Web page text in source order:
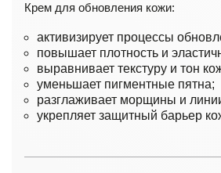
Крем для обновления кожи:
активизирует процессы
повышает плотность и
выравнивает текстуру и тон
уменьшает пигментные пятна;
разглаживает морщины и
укрепляет защитный барьер